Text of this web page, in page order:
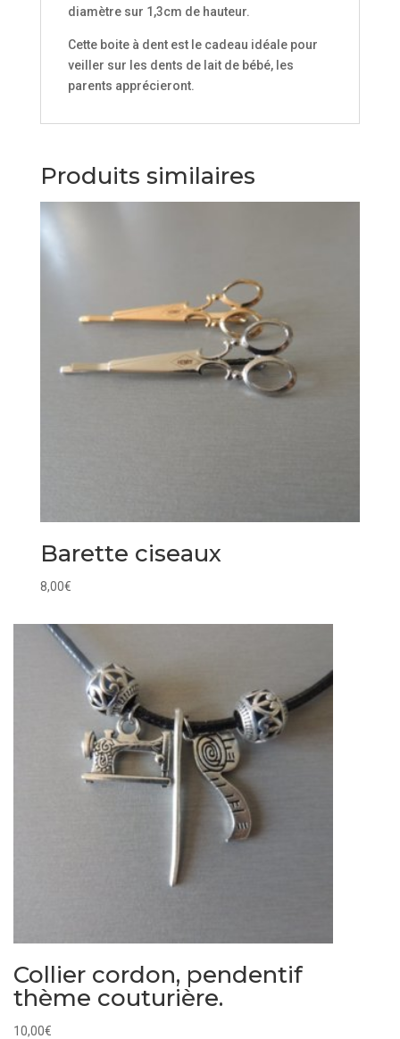
diamètre sur 1,3cm de hauteur.
Cette boite à dent est le cadeau idéale pour
veiller sur les dents de lait de bébé, les
parents apprécieront.
Produits similaires
Barette ciseaux
8,00€
Collier cordon, pendentif
thème couturière.
10,00€